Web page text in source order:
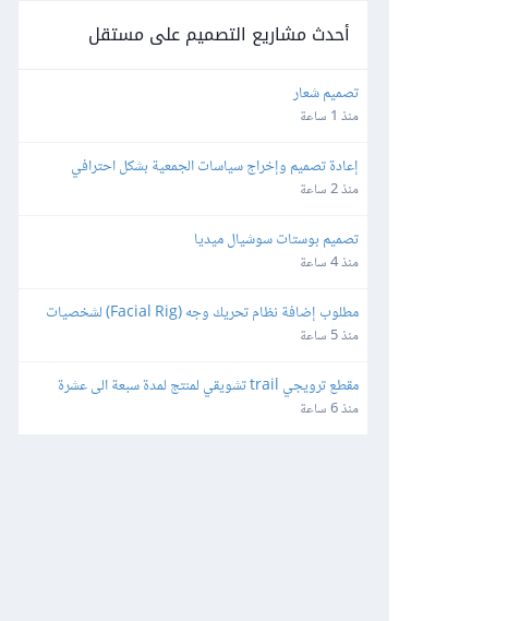
أحدث مشاريع التصميم على مستقل
تصميم شعار
منذ 1 ساعة
إعادة تصميم وإخراج سياسات الجمعية بشكل احترافي
منذ 2 ساعة
تصميم بوستات سوشيال ميديا
منذ 4 ساعة
3D بصيغة FBX باستخدام Blender
منذ 5 ساعة
ثواني بشكل احترافي
منذ 6 ساعة